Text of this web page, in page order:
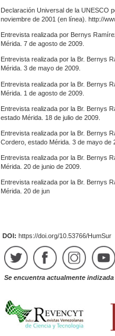
Declaración Universal de la UNESCO
noviembre de 2001 (en línea). http://
Entrevista realizada por Bernys
Mérida. 7 de agosto de 2009.
Entrevista realizada por la Br. Bernys
Mérida. 3 de mayo de 2009.
Entrevista realizada por la Br. Bernys
Mérida. 1 de agosto de 2009.
Entrevista realizada por la Br. Bernys
estado Mérida. 18 de julio de 2009.
Entrevista realizada por la Br. Bernys
Cordero, estado Mérida. 3 de mayo de
Entrevista realizada por la Br. Bernys
Mérida. 20 de junio de 2009.
Entrevista realizada por la Br. Bernys
Mérida. 20 de jun
DOI: https://doi.org/10.53766/HumSur
Se encuentra actualmente indizada